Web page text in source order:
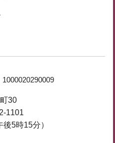
1000020290009
30
1101
5時15分）